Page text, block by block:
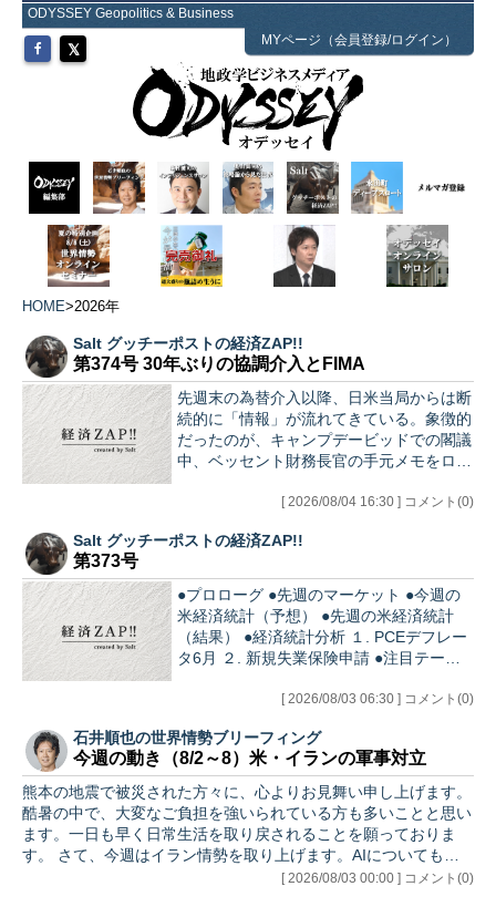
ODYSSEY Geopolitics & Business
MYページ（会員登録/ログイン）
HOME>2026年
Salt グッチーポストの経済ZAP!!
第374号 30年ぶりの協調介入とFIMA
先週末の為替介入以降、日米当局からは断
続的に「情報」が流れてきている。象徴的
だったのが、キャンプデービッドでの閣議
中、ベッセント財務長官の手元メモをロイ
Japanese Yen (JPY) $5-…[ 2026/08/04 16:30 ] コメント(0)
Salt グッチーポストの経済ZAP!!
第373号
●プロローグ ●先週のマーケット ●今週の
米経済統計（予想） ●先週の米経済統計
（結果） ●経済統計分析 １. PCEデフレー
タ6月 ２. 新規失業保険申請 ●注目テーマ
●あとがき ●プ…[ 2026/08/03 06:30 ] コメント(0)
石井順也の世界情勢ブリーフィング
今週の動き（8/2～8）米・イランの軍事対立
熊本の地震で被災された方々に、心よりお見舞い申し上げます。
酷暑の中で、大変なご負担を強いられている方も多いことと思い
ます。一日も早く日常生活を取り戻されることを願っておりま
す。 さて、今週はイラン情勢を取り上げます。AIについても書
[ 2026/08/03 00:00 ] コメント(0)